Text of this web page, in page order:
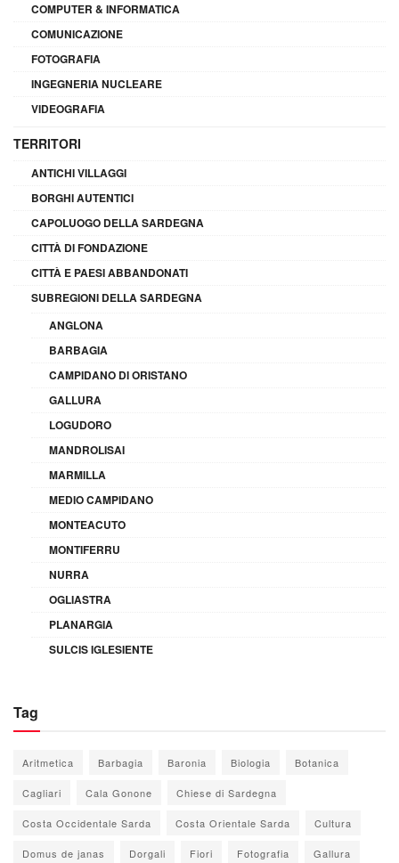
COMPUTER & INFORMATICA
COMUNICAZIONE
FOTOGRAFIA
INGEGNERIA NUCLEARE
VIDEOGRAFIA
TERRITORI
ANTICHI VILLAGGI
BORGHI AUTENTICI
CAPOLUOGO DELLA SARDEGNA
CITTÀ DI FONDAZIONE
CITTÀ E PAESI ABBANDONATI
SUBREGIONI DELLA SARDEGNA
ANGLONA
BARBAGIA
CAMPIDANO DI ORISTANO
GALLURA
LOGUDORO
MANDROLISAI
MARMILLA
MEDIO CAMPIDANO
MONTEACUTO
MONTIFERRU
NURRA
OGLIASTRA
PLANARGIA
SULCIS IGLESIENTE
Tag
Aritmetica Barbagia Baronia Biologia Botanica
Cagliari Cala Gonone Chiese di Sardegna
Costa Occidentale Sarda Costa Orientale Sarda Cultura
Domus de janas Dorgali Fiori Fotografia Gallura